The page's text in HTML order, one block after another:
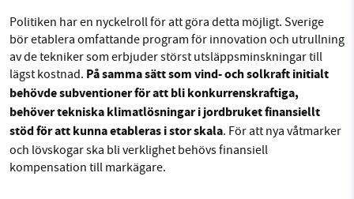
Politiken har en nyckelroll för att göra detta möjligt. Sverige
bör etablera omfattande program för innovation och utrullning
av de tekniker som erbjuder störst utsläppsminskningar till
lägst kostnad. På samma sätt som vind- och solkraft initialt
behövde subventioner för att bli konkurrenskraftiga,
behöver tekniska klimatlösningar i jordbruket finansiellt
stöd för att kunna etableras i stor skala. För att nya våtmarker
och lövskogar ska bli verklighet behövs finansiell
kompensation till markägare.